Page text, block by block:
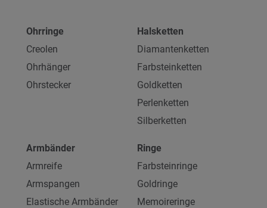
Ohrringe
Creolen
Ohrhänger
Ohrstecker
Halsketten
Diamantenketten
Farbsteinketten
Goldketten
Perlenketten
Silberketten
Armbänder
Armreife
Armspangen
Elastische Armbänder
Ringe
Farbsteinringe
Goldringe
Memoireringe